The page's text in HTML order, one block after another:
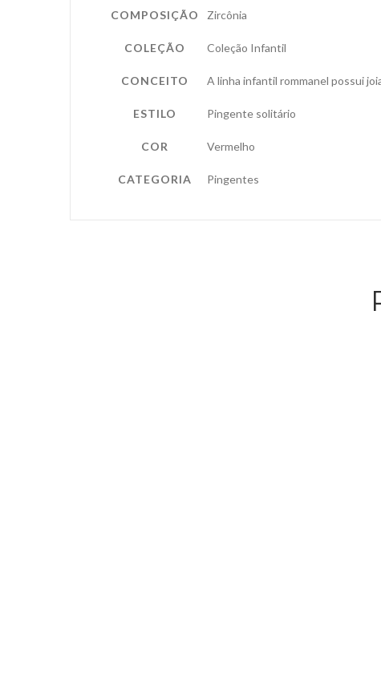
COMPOSIÇÃO Zircônia
COLEÇÃO Coleção Infantil
CONCEITO A linha infantil rommanel possui
ESTILO Pingente solitário
COR Vermelho
CATEGORIA Pingentes